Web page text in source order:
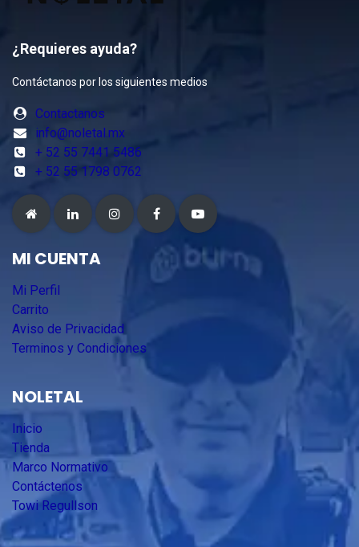
¿Requieres ayuda?
Contáctanos por los siguientes medios
Contactanos
info@noletal.mx
+ 52 55 7441 5486
+ 52 55 1798 0762
MI CUENTA
Mi Perfil
Carrito
Aviso de Privacidad
Terminos y Condiciones
NOLETAL
Inicio
Tienda
Marco Normativo
Contáctenos
Towi Regullson